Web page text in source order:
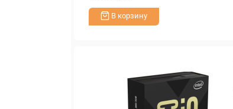
В корзину